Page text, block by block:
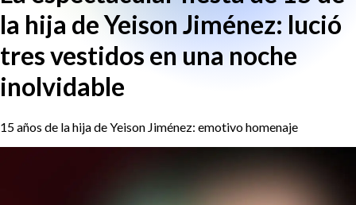
la hija de Yeison Jiménez: lució
tres vestidos en una noche
inolvidable
15 años de la hija de Yeison Jiménez: emotivo homenaje